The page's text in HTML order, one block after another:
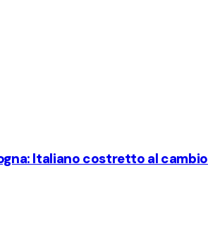
Italiano costretto al cambio